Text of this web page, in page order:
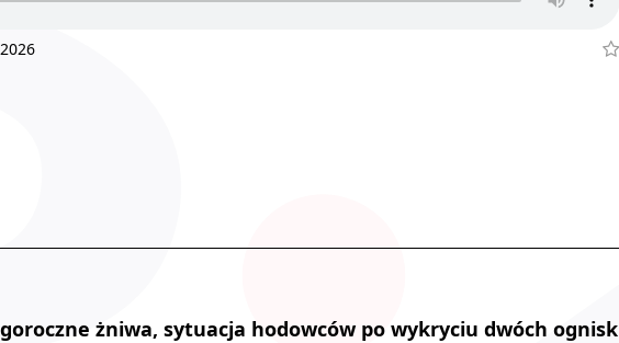
żniwa, sytuacja hodowców po wykryciu dwóch ognisk